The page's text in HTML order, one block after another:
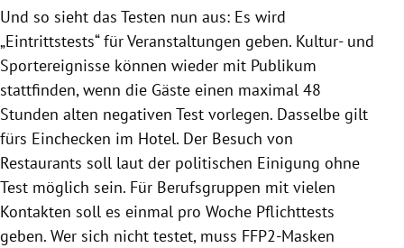
Und so sieht das Testen nun aus: Es wird
„Eintrittstests“ für Veranstaltungen geben. Kultur- und
Sportereignisse können wieder mit Publikum
stattfinden, wenn die Gäste einen maximal 48
Stunden alten negativen Test vorlegen. Dasselbe gilt
fürs Einchecken im Hotel. Der Besuch von
Restaurants soll laut der politischen Einigung ohne
Test möglich sein. Für Berufsgruppen mit vielen
Kontakten soll es einmal pro Woche Pflichttests
geben. Wer sich nicht testet, muss FFP2-Masken